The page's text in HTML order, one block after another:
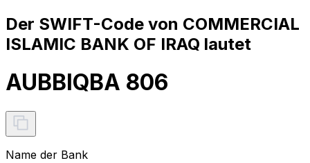
Der SWIFT-Code von COMMERCIAL
ISLAMIC BANK OF IRAQ lautet
AUBBIQBA 806
Name der Bank